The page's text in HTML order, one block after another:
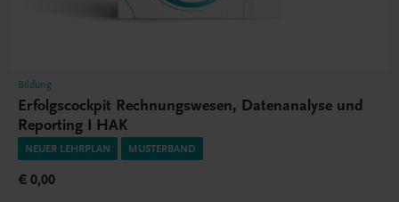
Bildung
Erfolgscockpit Rechnungswesen, Datenanalyse und
Reporting I HAK
NEUER LEHRPLAN MUSTERBAND
€ 0,00